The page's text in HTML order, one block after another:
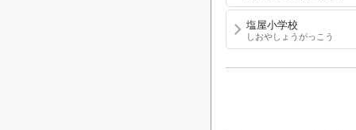
塩屋小学校
しおやしょうがっこう